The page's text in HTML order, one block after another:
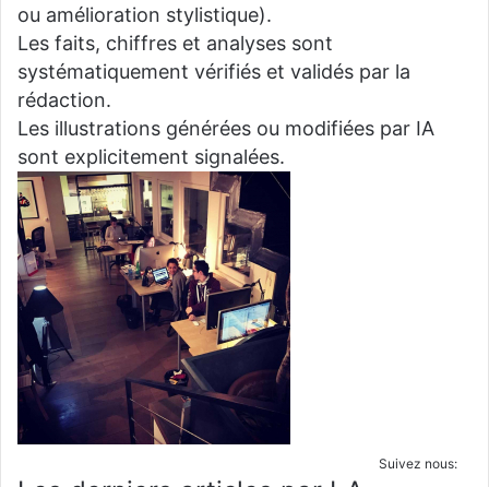
ou amélioration stylistique).
Les faits, chiffres et analyses sont
systématiquement vérifiés et validés par la
rédaction.
Les illustrations générées ou modifiées par IA
sont explicitement signalées.
Suivez nous: